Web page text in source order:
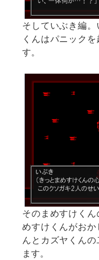
そしていぶき編
くんはパニック
す。
そのまめすけく
めすけくんがおか
んとカズヤくん
ます。